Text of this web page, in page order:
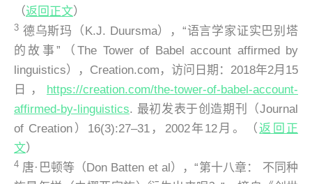
（返回正文）
3 德乌斯玛（K.J. Duursma），“语言学家证实巴别塔
的故事”（The Tower of Babel account affirmed by
linguistics）， Creation.com ，访问日期：2018年2月15
日，
https://creation.com/the-tower-of-babel-account-
affirmed-by-linguistics. 最初发表于创造期刊（Journal
of Creation）16(3):27–31，2002年12月。（返回正
文）
4 唐·巴顿等（Don Batten et al），“第十八章： 不同种